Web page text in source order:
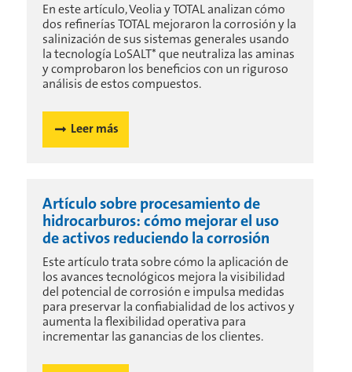
En este artículo, Veolia y TOTAL analizan cómo
dos refinerías TOTAL mejoraron la corrosión y la
salinización de sus sistemas generales usando
la tecnología LoSALT* que neutraliza las aminas
y comprobaron los beneficios con un riguroso
análisis de estos compuestos.
Leer más
Artículo sobre procesamiento de
hidrocarburos: cómo mejorar el uso
de activos reduciendo la corrosión
Este artículo trata sobre cómo la aplicación de
los avances tecnológicos mejora la visibilidad
del potencial de corrosión e impulsa medidas
para preservar la confiabialidad de los activos y
aumenta la flexibilidad operativa para
incrementar las ganancias de los clientes.